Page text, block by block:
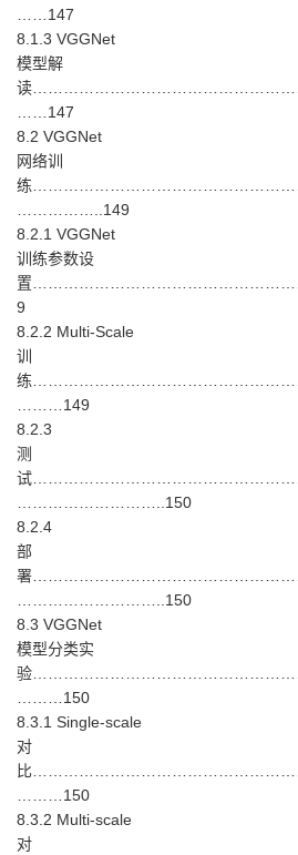
……147
8.1.3 VGGNet
模型解
读
……147
8.2 VGGNet
网络训
练
……………..149
8.2.1 VGGNet
训练参数设
置
9
8.2.2 Multi-Scale
训
练
………149
8.2.3
测
试
………………………..150
8.2.4
部
署
………………………..150
8.3 VGGNet
模型分类实
验
………150
8.3.1 Single-scale
对
比
………150
8.3.2 Multi-scale
对